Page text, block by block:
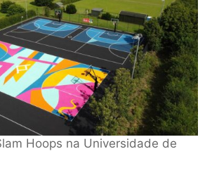
Hoops na Universidade de